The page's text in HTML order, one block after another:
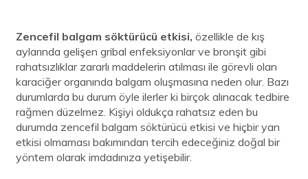
Zencefil balgam söktürücü etkisi, özellikle de kış
aylarında gelişen gribal enfeksiyonlar ve bronşit gibi
rahatsızlıklar zararlı maddelerin atılması ile görevli olan
karaciğer organında balgam oluşmasına neden olur. Bazı
durumlarda bu durum öyle ilerler ki birçok alınacak tedbire
rağmen düzelmez. Kişiyi oldukça rahatsız eden bu
durumda zencefil balgam söktürücü etkisi ve hiçbir yan
etkisi olmaması bakımından tercih edeceğiniz doğal bir
yöntem olarak imdadınıza yetişebilir.